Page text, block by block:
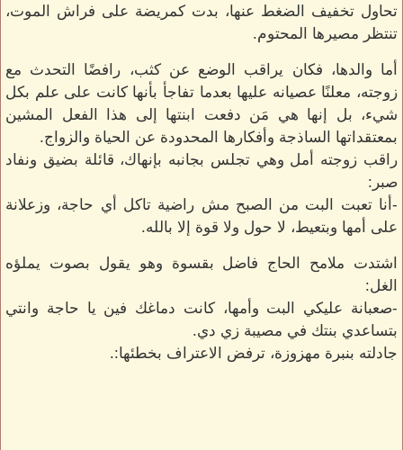
تحاول تخفيف الضغط عنها، بدت كمريضة على فراش الموت،
تنتظر مصيرها المحتوم.
أما والدها، فكان يراقب الوضع عن كثب، رافضًا التحدث مع
زوجته، معلنًا عصيانه عليها بعدما تفاجأ بأنها كانت على علم بكل
شيء، بل إنها هي مَن دفعت ابنتها إلى هذا الفعل المشين
بمعتقداتها الساذجة وأفكارها المحدودة عن الحياة والزواج.
راقب زوجته أمل وهي تجلس بجانبه بإنهاك، قائلة بضيق ونفاد
صبر:
-أنا تعبت البت من الصبح مش راضية تاكل أي حاجة، وزعلانة
على أمها وبتعيط، لا حول ولا قوة إلا بالله.
اشتدت ملامح الحاج فاضل بقسوة وهو يقول بصوت يملؤه
الغل:
-صعبانة عليكي البت وأمها، كانت دماغك فين يا حاجة وانتي
بتساعدي بنتك في مصيبة زي دي.
جادلته بنبرة مهزوزة، ترفض الاعتراف بخطئها:.